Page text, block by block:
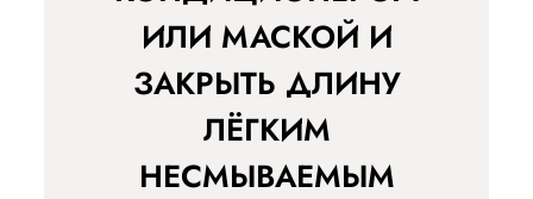
ИЛИ МАСКОЙ И
ЗАКРЫТЬ ДЛИНУ
ЛЁГКИМ
НЕСМЫВАЕМЫМ